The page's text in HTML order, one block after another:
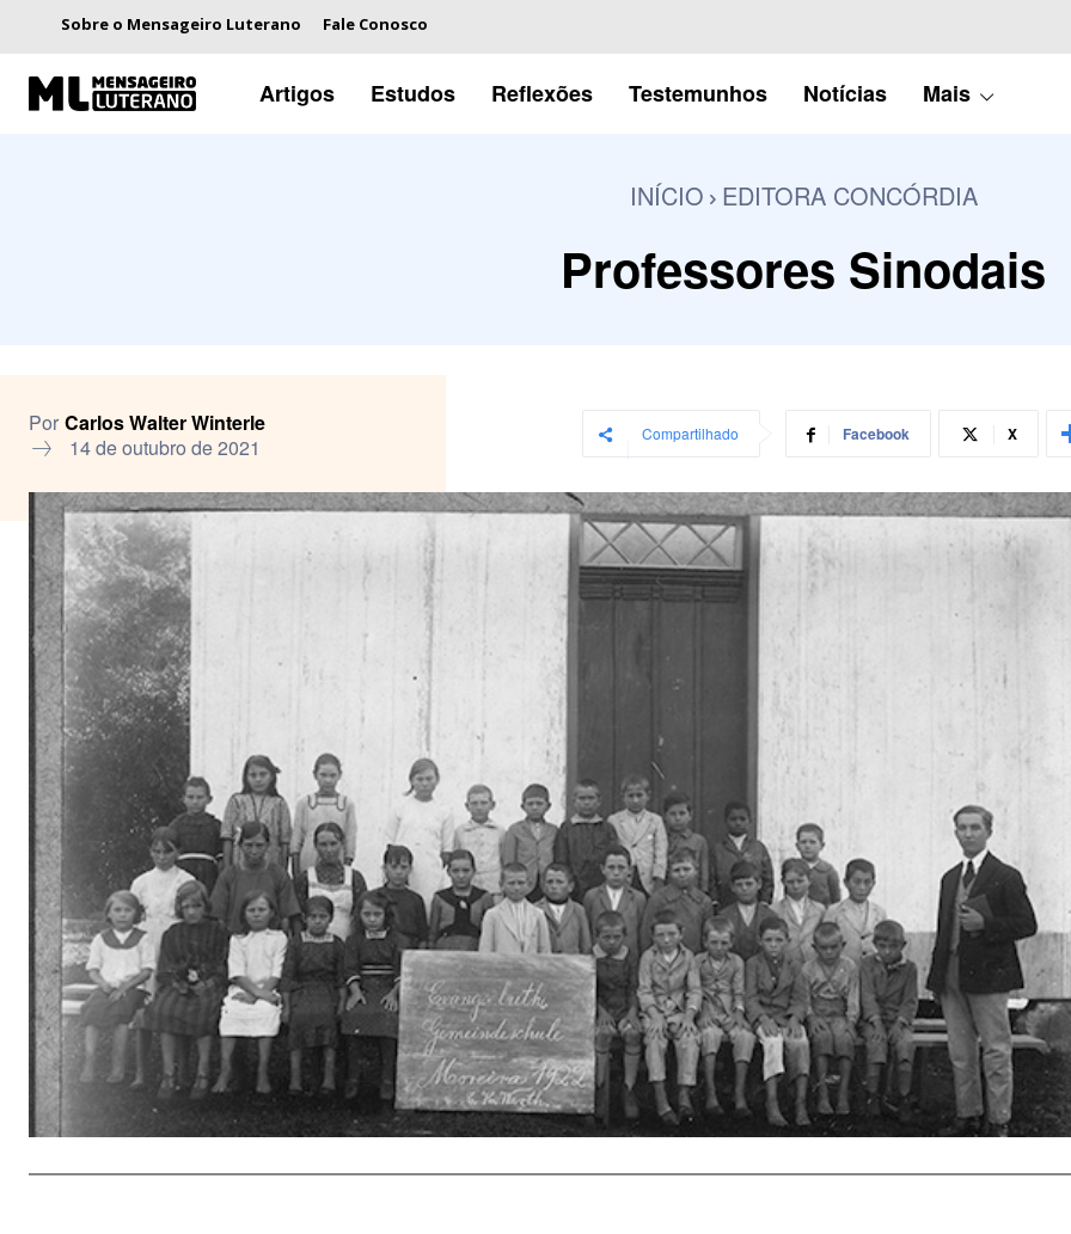
Sobre o Mensageiro Luterano Fale Conosco
Artigos Estudos Reflexões Testemunhos Notícias Mais
INÍCIO EDITORA CONCÓRDIA
Professores Sinodais
Por Carlos Walter Winterle
14 de outubro de 2021
Compartilhado Facebook X